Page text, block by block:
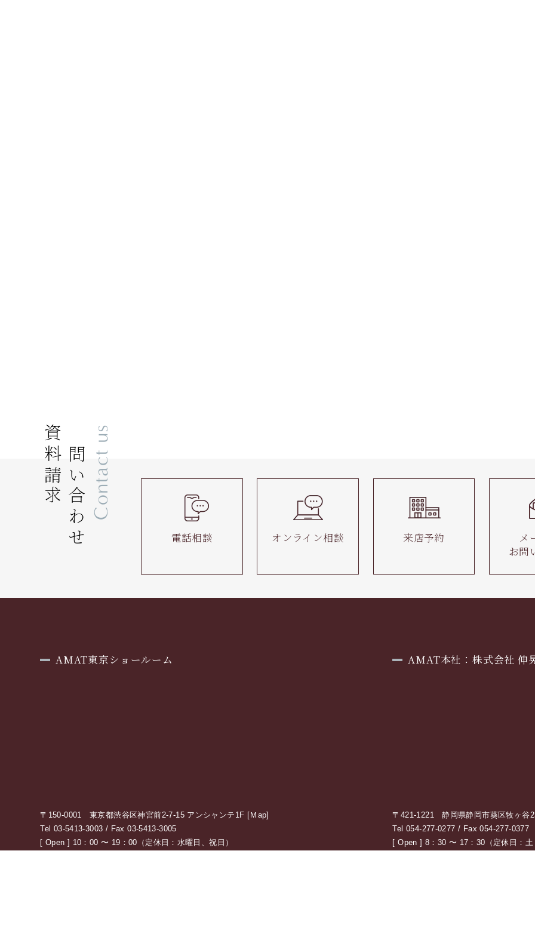
Contact us
お問い合わせ
資料請求
電話相談 オンライン相談 来店予約
メ
お問
AMAT東京ショールーム
〒150-0001 東京都渋谷区神宮前2-7-15 アンシャンテ1F [Ｍap]
Tel 03-5413-3003 / Fax 03-5413-3005
[ Open ] 10：00 〜 19：00（定休日：水曜日、祝日）
AMAT本社：株式会社 伸
〒421-1221 静岡県静岡市葵区牧ヶ谷
Tel 054-277-0277 / Fax 054-277-0377
[ Open ] 8：30 〜 17：30（定休日：